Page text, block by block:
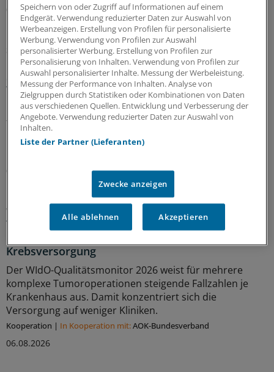
07.08.2026
Sparpaket sorgt für Unsicherheit
Praxisbesonderheiten in Zeiten des GKV-
Spargesetzes: Klarheit soll es in der kommenden
Woche geben
Ein Passus des Beitragssatzstabilisierungsgesetz sorgt
für Unruhe unter Ärztinnen und Ärzten. Stehen die
Praxisbesonderheiten auf der Kippe? Oder eher doch
nicht? Kassenärzte und Krankenkassen verhandeln.
06.08.2026
WIdO-Qualitätsmonitor 2026
Tumoroperationen: Mindestmengen
Krebsversorgung
Der WIdO-Qualitätsmonitor 2026 weist für mehrere
komplexe Tumoroperationen steigende Fallzahlen je
Krankenhaus aus. Damit konzentriert sich die
Versorgung auf weniger Kliniken.
Kooperation | In Kooperation mit:AOK-Bundesverband
06.08.2026
Speichern von oder Zugriff auf Informationen auf einem
Endgerät. Verwendung reduzierter Daten zur Auswahl von
Werbeanzeigen. Erstellung von Profilen für personalisierte
Werbung. Verwendung von Profilen zur Auswahl
personalisierter Werbung. Erstellung von Profilen zur
Personalisierung von Inhalten. Verwendung von Profilen zur
Auswahl personalisierter Inhalte. Messung der Werbeleistung.
Messung der Performance von Inhalten. Analyse von
Zielgruppen durch Statistiken oder Kombinationen von Daten
aus verschiedenen Quellen. Entwicklung und Verbesserung der
Angebote. Verwendung reduzierter Daten zur Auswahl von
Inhalten.
Liste der Partner (Lieferanten)
Zwecke anzeigen
Alle ablehnen Akzeptieren